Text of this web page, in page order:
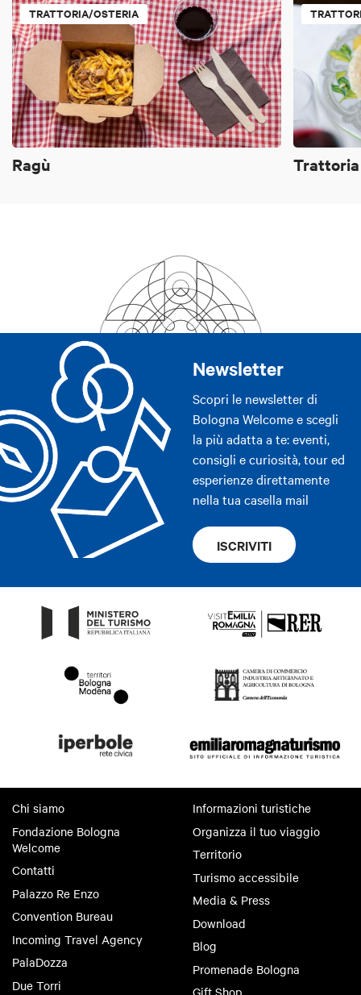
TRATTORIA/OSTERIA
Ragù
Newsletter
Scopri le newsletter di
Bologna Welcome e scegli
la più adatta a te: eventi,
consigli e curiosità, tour ed
esperienze direttamente
nella tua casella mail
ISCRIVITI
Chi siamo
Fondazione Bologna
Welcome
Contatti
Palazzo Re Enzo
Convention Bureau
Incoming Travel Agency
PalaDozza
Due Torri
Informazioni turistiche
Organizza il tuo viaggio
Territorio
Turismo accessibile
Media & Press
Download
Blog
Promenade Bologna